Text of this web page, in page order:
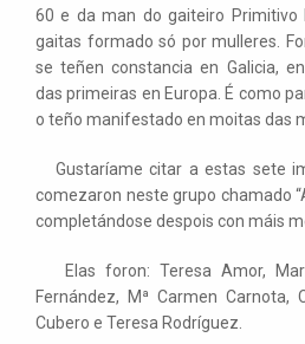
60 e da man do gaiteiro Primitivo
gaitas formado só por mulleres.
se teñen constancia en Galicia,
das primeiras en Europa. É como
o teño manifestado en moitas das
Gustaríame citar a estas sete
comezaron neste grupo chamado
completándose despois con máis
Elas foron: Teresa Amor,
Fernández, Mª Carmen Carnota,
Cubero e Teresa Rodríguez.